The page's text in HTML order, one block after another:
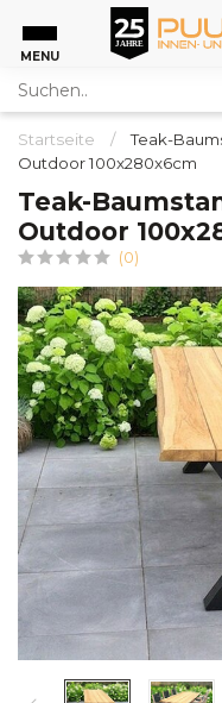
MENU
Startseite /
Teak-
Outdoor 100x280x6cm
Teak-
Outdoor
(0)